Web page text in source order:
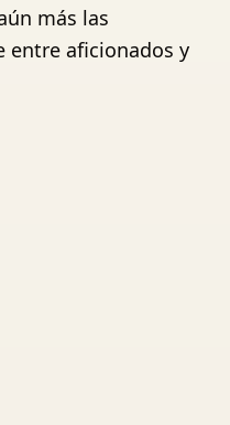
más las
entre aficionados y